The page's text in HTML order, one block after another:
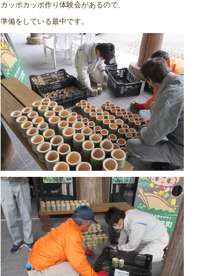
カッポカッポ作り体験会があるので、
準備をしている最中です。